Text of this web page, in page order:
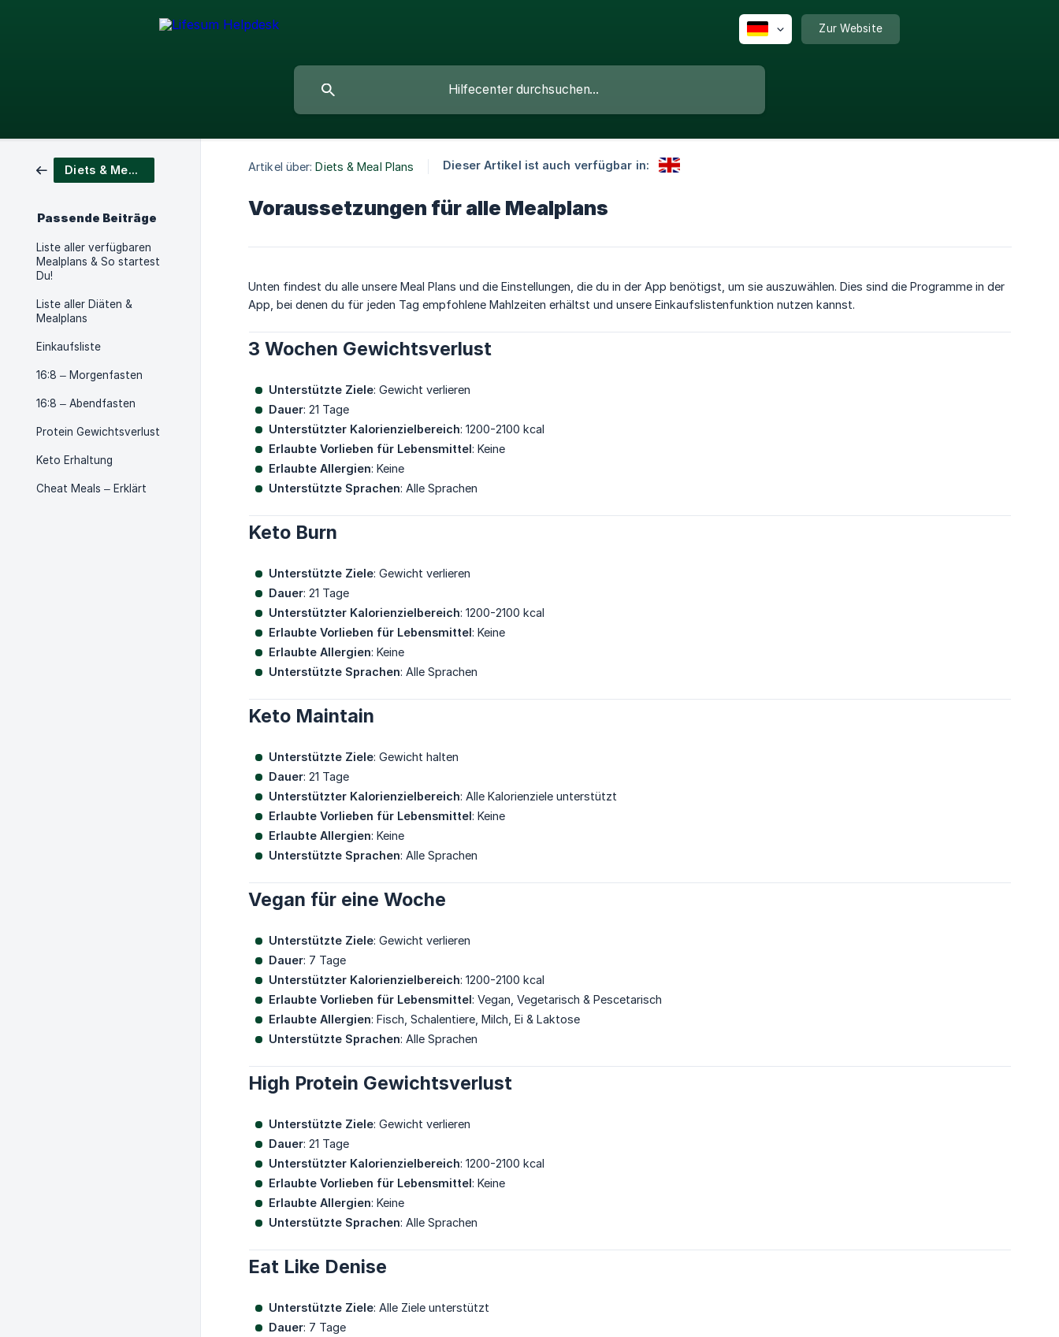
Zur Website
Diets & Meal Plans
Passende Beiträge
Liste aller verfügbaren
Mealplans & So startest
Du!
Liste aller Diäten &
Mealplans
Einkaufsliste
16:8 – Morgenfasten
16:8 – Abendfasten
Protein Gewichtsverlust
Keto Erhaltung
Cheat Meals – Erklärt
Artikel über: Diets & Meal Plans Dieser Artikel ist auch verfügbar in:
Voraussetzungen für alle Mealplans
Unten findest du alle unsere Meal Plans und die Einstellungen, die du in der App benötigst, um sie auszuwählen. Dies sind die Programme in der
App, bei denen du für jeden Tag empfohlene Mahlzeiten erhältst und unsere Einkaufslistenfunktion nutzen kannst.
3 Wochen Gewichtsverlust
Unterstützte Ziele: Gewicht verlieren
Dauer: 21 Tage
Unterstützter Kalorienzielbereich: 1200-2100 kcal
Erlaubte Vorlieben für Lebensmittel: Keine
Erlaubte Allergien: Keine
Unterstützte Sprachen: Alle Sprachen
Keto Burn
Unterstützte Ziele: Gewicht verlieren
Dauer: 21 Tage
Unterstützter Kalorienzielbereich: 1200-2100 kcal
Erlaubte Vorlieben für Lebensmittel: Keine
Erlaubte Allergien: Keine
Unterstützte Sprachen: Alle Sprachen
Keto Maintain
Unterstützte Ziele: Gewicht halten
Dauer: 21 Tage
Unterstützter Kalorienzielbereich: Alle Kalorienziele unterstützt
Erlaubte Vorlieben für Lebensmittel: Keine
Erlaubte Allergien: Keine
Unterstützte Sprachen: Alle Sprachen
Vegan für eine Woche
Unterstützte Ziele: Gewicht verlieren
Dauer: 7 Tage
Unterstützter Kalorienzielbereich: 1200-2100 kcal
Erlaubte Vorlieben für Lebensmittel: Vegan, Vegetarisch & Pescetarisch
Erlaubte Allergien: Fisch, Schalentiere, Milch, Ei & Laktose
Unterstützte Sprachen: Alle Sprachen
High Protein Gewichtsverlust
Unterstützte Ziele: Gewicht verlieren
Dauer: 21 Tage
Unterstützter Kalorienzielbereich: 1200-2100 kcal
Erlaubte Vorlieben für Lebensmittel: Keine
Erlaubte Allergien: Keine
Unterstützte Sprachen: Alle Sprachen
Eat Like Denise
Unterstützte Ziele: Alle Ziele unterstützt
Dauer: 7 Tage